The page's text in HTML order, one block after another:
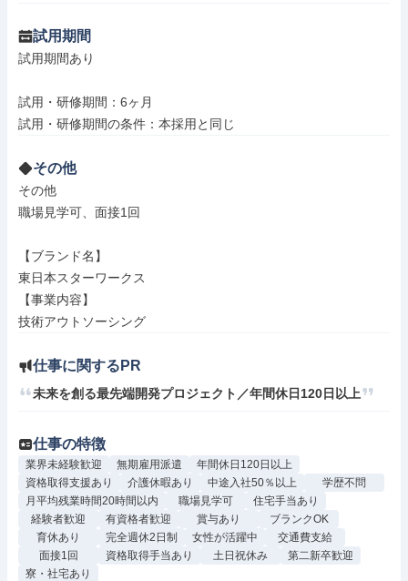
試用期間
試用期間あり
試用・研修期間：6ヶ月
その他
その他
職場見学可、面接1回
【ブランド名】
東日本スターワークス
【事業内容】
技術アウトソーシング
仕事に関するPR
未来を創る最先端開発プロジェクト／年間休日120日以上
仕事の特徴
業界未経験歓迎 無期雇用派遣
年間休日120日以上
資格取得支援あり
介護休暇あり 中途入社50％以上
学歴不問
月平均残業時間20時間以内
職場見学可
住宅手当あり
経験者歓迎
有資格者歓迎 賞与あり
ブランクOK
育休あり
完全週休2日制 女性が活躍中
交通費支給
面接1回
資格取得手当あり 土日祝休み
第二新卒歓迎
寮・社宅あり